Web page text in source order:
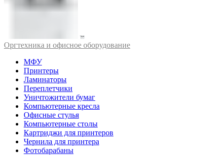
Оргтехника и офисное оборудование
МФУ
Принтеры
Ламинаторы
Переплетчики
Уничтожители бумаг
Компьютерные кресла
Офисные стулья
Компьютерные столы
Картриджи для принтеров
Чернила для принтера
Фотобарабаны